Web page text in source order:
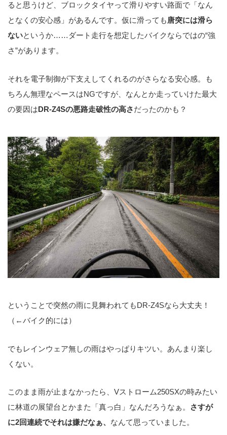
ると思うけど、ブロックタイヤって滑りやすい路面で「なん
となくの安心感」があるんです。仮に滑っても唐突には滑ら
ないというか……ダート走行を想定したバイクならではの“強
さ”があります。
それを電子制御が下支えしてくれるのがさらなる安心感。も
ちろん無理なペースはNGですが、なんとか走っていけた最大
の要因はDR-Z4Sの悪路走破性の高さだったのかも？
ということで突然の雨に見舞われてもDR-Z4Sなら大丈夫！
（←バイク的には）
でもレインウェア無しの雨はやっぱりキツい。あんまり楽し
くない。
このまま雨が止まなかったら、Vストローム250SXの時みたい
に林道の展望台とかまた「真っ白」なんだろうなぁ。
さすが
に2回連続でそれは嫌だなぁ、 なんて思っていました。